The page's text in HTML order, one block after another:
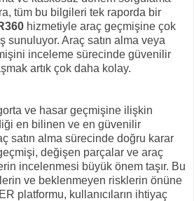
tüm bu bilgileri tek raporda bir
hizmetiyle araç geçmişine çok
sunuluyor. Araç satın alma veya
inceleme sürecinde güvenilir
artık çok daha kolay.
ve hasar geçmişine ilişkin
en bilinen ve en güvenilir
satın alma sürecinde doğru karar
değişen parçalar ve araç
incelenmesi büyük önem taşır. Bu
ve beklenmeyen risklerin önüne
platformu, kullanıcıların ihtiyaç